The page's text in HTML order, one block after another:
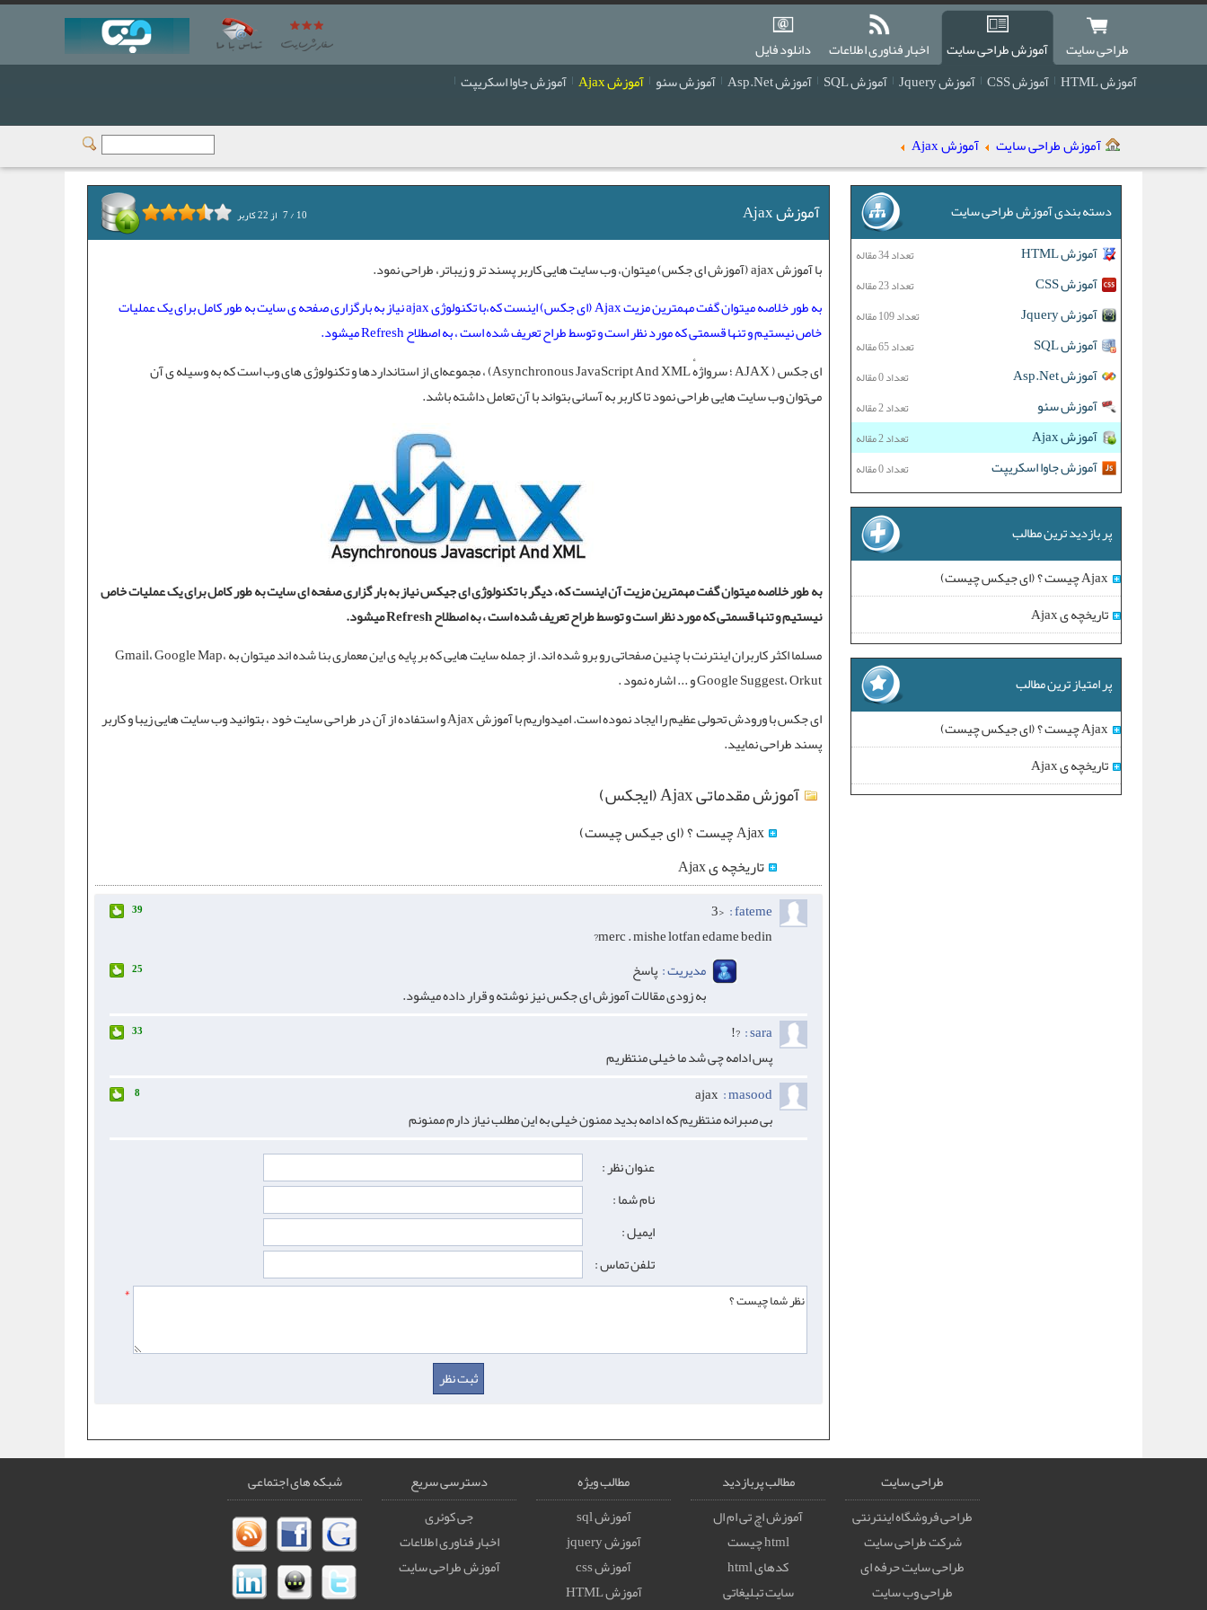
طراحی سایت آموزش طراحی سایت اخبار فناوری اطلاعات
دانلود فایل
آموزش HTML
آموزش CSS آموزش Jquery آموزش SQL آموزش Asp.Net آموزش سئو آموزش Ajax آموزش جاوا اسکریپت
آموزش طراحی سایت آموزش Ajax
آموزش Ajax 7/10 از22کاربر
باآموزش ajax (آموزش ای جکس) میتوان، وب سایت هایی کاربر پسند تر و زیباتر، طراحی نمود.
به طور خلاصه میتوان گفت مهمترین مزیت Ajax (ای جکس) اینست که،با تکنولوژی ajax نیاز به بارگزاری صفحه ی سایت به طور کامل برای یک عملیات
خاص نیستیم و تنها قسمتی که مورد نظر است و توسط طراح تعریف شده است ، به اصطلاح Refresh میشود.
ای جکس ( AJAX ؛ سرواژهٔ Asynchronous JavaScript And XML) ، مجموعه‌ای از استانداردها و تکنولوژی های وب است که به وسیله ی آن
می‌توان وب سایت هایی طراحی نمود تا کاربر به آسانی بتواند با آن تعامل داشته باشد.
به طور خلاصه میتوان گفت مهمترین مزیت آن اینست که، دیگر با تکنولوژی ای جیکس نیاز به بار گزاری صفحه ای سایت به طور کامل برای یک عملیات خاص
نیستیم و تنها قسمتی که مورد نظر است و توسط طراح تعریف شده است ، به اصطلاح Refresh میشود.
مسلما اکثر کاربران اینترنت با چنین صفحاتی رو برو شده اند. از جمله سایت هایی که بر پایه ی این معماری بنا شده اند میتوان به Gmail، Google Map،
Google Suggest، Orkut و ... اشاره نمود .
ای جکس با ورودش تحولی عظیم را ایجاد نموده است. امیدواریم باآموزش Ajax و استفاده از آن درطراحی سایتخود ، بتوانید وب سایت هایی زیبا و کاربر
پسند طراحی نمایید.
آموزش مقدماتی Ajax (ایجکس)
Ajax چیست ؟ (ای جیکس چیست)
تاریخچه ی Ajax
fateme :
<3
39
merc . mishe lotfan edame bedin?
مدیریت : پاسخ 25
به زودی مقالات آموزش ای جکس نیز نوشته و قرار داده میشود.
sara :
?!
33
پس ادامه چی شد ما خیلی منتظریم
masood :
ajax
8
بی صبرانه منتظریم که ادامه بدید ممنون خیلی به این مطلب نیاز دارم ممنونم
عنوان نظر :
نام شما :
ایمیل :
تلفن تماس :
*
دسته بندی آموزش طراحی سایت
آموزش HTML
تعداد 34 مقاله
آموزش CSS تعداد 23 مقاله
آموزش Jquery تعداد 109 مقاله
آموزش SQL تعداد 65 مقاله
آموزش Asp.Net تعداد 0 مقاله
آموزش سئو تعداد 2 مقاله
آموزش Ajax تعداد 2 مقاله
آموزش جاوا اسکریپت تعداد 0 مقاله
پر بازدید ترین مطالب
Ajax چیست ؟ (ای جیکس چیست)
تاریخچه ی Ajax
پر امتیاز ترین مطالب
Ajax چیست ؟ (ای جیکس چیست)
تاریخچه ی Ajax
طراحی سایت
طراحی فروشگاه اینترنتی
شرکت طراحی سایت
طراحی سایت حرفه ای
طراحی وب سایت
مطالب پربازدید
آموزش اچ تی ام ال
html چیست
کدهای html
سایت تبلیغاتی
مطالب ویژه
آموزش sql
آموزش jquery
آموزش css
آموزش HTML
دسترسی سریع
جی کوئری
اخبار فناوری اطلاعات
آموزش طراحی سایت
شبکه های اجتماعی